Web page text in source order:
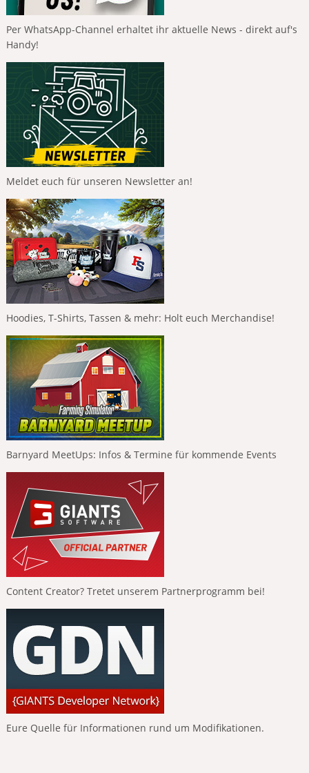
Per WhatsApp-Channel erhaltet ihr aktuelle News - direkt auf's
Handy!
Meldet euch für unseren Newsletter an!
Hoodies, T-Shirts, Tassen & mehr: Holt euch Merchandise!
Barnyard MeetUps: Infos & Termine für kommende Events
Content Creator? Tretet unserem Partnerprogramm bei!
Eure Quelle für Informationen rund um Modifikationen.